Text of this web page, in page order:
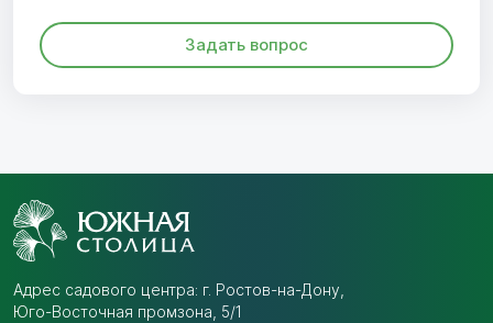
Задать вопрос
Адрес садового центра: г. Ростов-на-Дону,
Юго-Восточная промзона, 5/1